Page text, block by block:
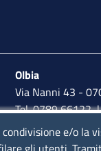
Olbia
Via Nanni 43 -
Tel. 0789 66122
mail:
e/o la